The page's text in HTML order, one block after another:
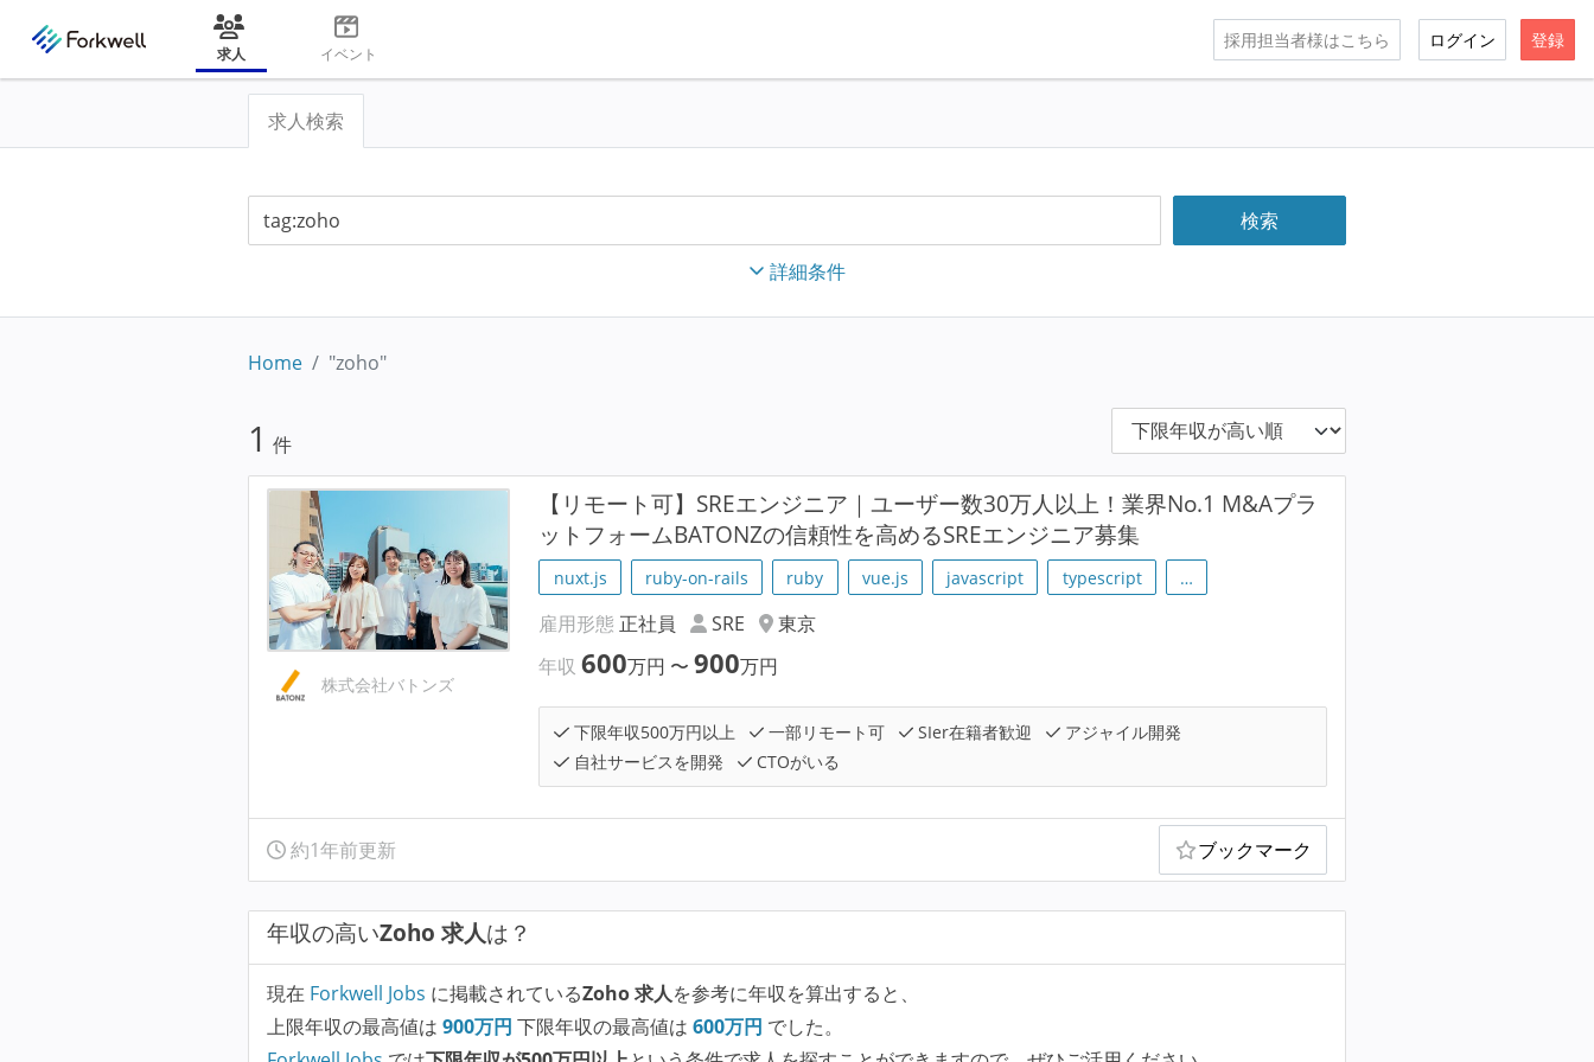
求人 イベント
採用担当者様はこちら ログイン 登録
求人検索
詳細条件
Home "zoho"
1 件
株式会社バトンズ
【リモート可】SREエンジニア｜ユーザー数30万人以上！業界No.1 M&Aプラ
ットフォームBATONZの信頼性を高めるSREエンジニア募集
nuxt.js ruby-on-rails ruby vue.js javascript typescript …
雇用形態 正社員 SRE
東京
年収600万円 〜900万円
下限年収500万円以上 一部リモート可 SIer在籍者歓迎
アジャイル開発
自社サービスを開発
CTOがいる
約1年前更新 ブックマーク
年収の高いZoho 求人は？
現在 Forkwell Jobs に掲載されているZoho 求人を参考に年収を算出すると、
上限年収の最高値は 900万円 下限年収の最高値は 600万円 でした。